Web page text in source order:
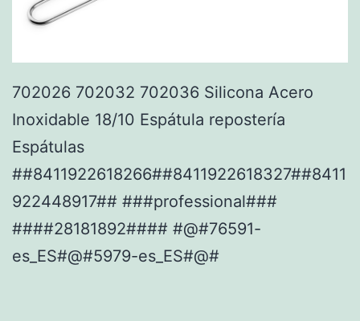
702026 702032 702036 Silicona Acero
Inoxidable 18/10 Espátula repostería
Espátulas
##8411922618266##8411922618327##8411
922448917## ###professional###
####28181892#### #@#76591-
es_ES#@#5979-es_ES#@#